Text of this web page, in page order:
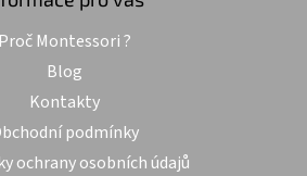
Proč Montessori ?
Blog
Kontakty
podmínky
ochrany osobních údajů